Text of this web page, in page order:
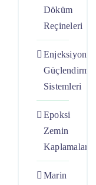
Döküm
Reçineleri
Enjeksiyon
Güçlendirme
Sistemleri
Epoksi
Zemin
Kaplamaları
Marin